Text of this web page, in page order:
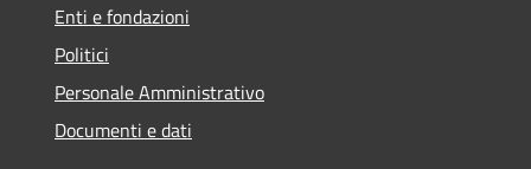
Enti e fondazioni
Politici
Personale Amministrativo
Documenti e dati